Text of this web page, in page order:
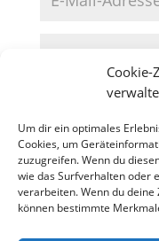
Cookie-
Um dir ein optimales
Cookies, um
zuzugreifen. Wenn du
wie das Surfverhalten oder
verarbeiten. Wenn du
können bestimmte